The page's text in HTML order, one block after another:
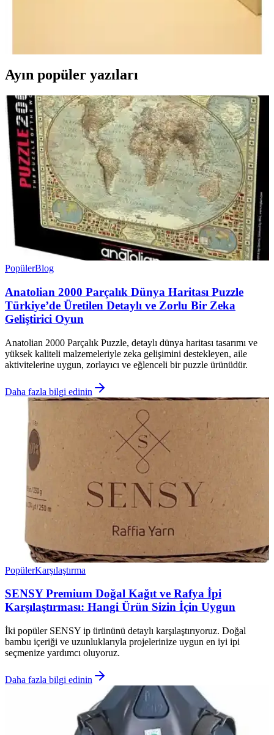
Telvesse ve The Wlue şarjlı masa lambaları, farklı özellikleri ve
tasarımlarıyla öne çıkıyor. Her iki ürün de taşınabilirlik, ışık kalitesi
Ayın popüler yazıları
PopülerBlog
Anatolian 2000 Parçalık Dünya Haritası Puzzle
Türkiye’de Üretilen Detaylı ve Zorlu Bir Zeka
Geliştirici Oyun
Anatolian 2000 Parçalık Puzzle, detaylı dünya haritası tasarımı ve
yüksek kaliteli malzemeleriyle zeka gelişimini destekleyen, aile
aktivitelerine uygun, zorlayıcı ve eğlenceli bir puzzle ürünüdür.
Daha fazla bilgi edinin
PopülerKarşılaştırma
SENSY Premium Doğal Kağıt ve Rafya İpi
Karşılaştırması: Hangi Ürün Sizin İçin Uygun
İki popüler SENSY ip ürününü detaylı karşılaştırıyoruz. Doğal
bambu içeriği ve uzunluklarıyla projelerinize uygun en iyi ipi
seçmenize yardımcı oluyoruz.
Daha fazla bilgi edinin